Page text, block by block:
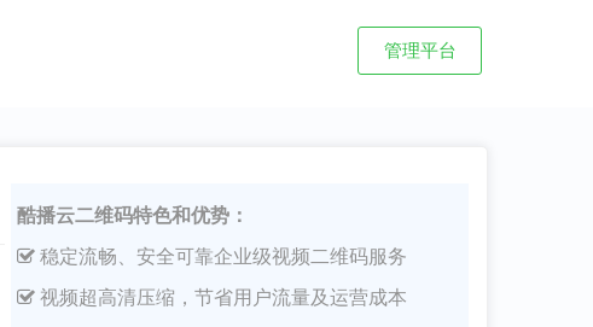
管理平台
酷播云二维码特色和优势：
稳定流畅、安全可靠企业级视频二维码服务
视频超高清压缩，节省用户流量及运营成本